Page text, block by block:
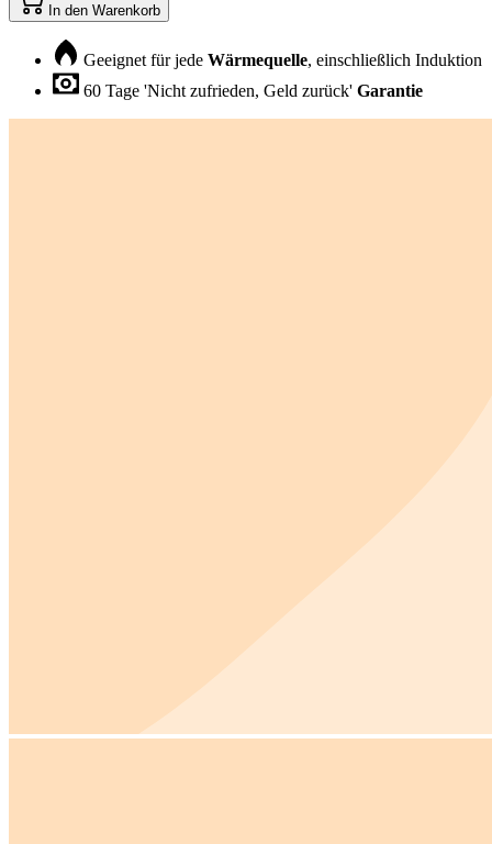
In den Warenkorb
Geeignet für jede Wärmequelle, einschließlich Induktion
60 Tage 'Nicht zufrieden, Geld zurück' Garantie